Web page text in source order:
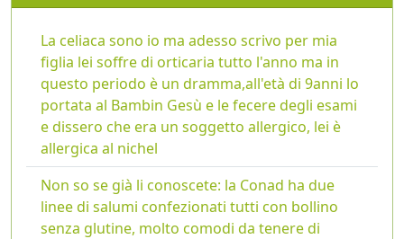
La celiaca sono io ma adesso scrivo per mia
figlia lei soffre di orticaria tutto l'anno ma in
questo periodo è un dramma,all'età di 9anni lo
portata al Bambin Gesù e le fecere degli esami
e dissero che era un soggetto allergico, lei è
allergica al nichel
Non so se già li conoscete: la Conad ha due
linee di salumi confezionati tutti con bollino
senza glutine, molto comodi da tenere di